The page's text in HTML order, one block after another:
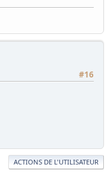
#16
ACTIONS DE L'UTILISATEUR